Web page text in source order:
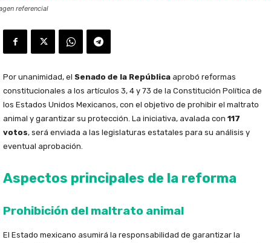
referencial
Por unanimidad, el Senado de la República aprobó reformas
constitucionales a los artículos 3, 4 y 73 de la Constitución Política de
los Estados Unidos Mexicanos, con el objetivo de prohibir el maltrato
animal y garantizar su protección. La iniciativa, avalada con 117
votos, será enviada a las legislaturas estatales para su análisis y
eventual aprobación.
Aspectos principales de la reforma
Prohibición del maltrato animal
El Estado mexicano asumirá la responsabilidad de garantizar la